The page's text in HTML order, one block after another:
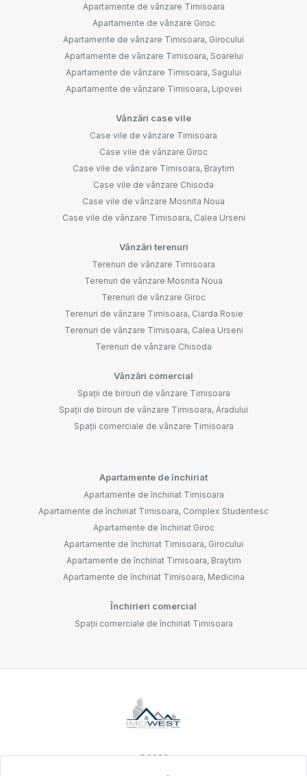
Apartamente de vânzare Timisoara
Apartamente de vânzare Giroc
Apartamente de vânzare Timisoara, Girocului
Apartamente de vânzare Timisoara, Soarelui
Apartamente de vânzare Timisoara, Sagului
Apartamente de vânzare Timisoara, Lipovei
Vânzări case vile
Case vile de vânzare Timisoara
Case vile de vânzare Giroc
Case vile de vânzare Timisoara, Braytim
Case vile de vânzare Chisoda
Case vile de vânzare Mosnita Noua
Case vile de vânzare Timisoara, Calea Urseni
Vânzări terenuri
Terenuri de vânzare Timisoara
Terenuri de vânzare Mosnita Noua
Terenuri de vânzare Giroc
Terenuri de vânzare Timisoara, Ciarda Rosie
Terenuri de vânzare Timisoara, Calea Urseni
Terenuri de vânzare Chisoda
Vânzări comercial
Spații de birouri de vânzare Timisoara
Spații de birouri de vânzare Timisoara, Aradului
Spații comerciale de vânzare Timisoara
Apartamente de închiriat
Apartamente de închiriat Timisoara
Apartamente de închiriat Timisoara, Complex Studentesc
Apartamente de închiriat Giroc
Apartamente de închiriat Timisoara, Girocului
Apartamente de închiriat Timisoara, Braytim
Apartamente de închiriat Timisoara, Medicina
Închirieri comercial
Spații comerciale de închiriat Timisoara
©2026